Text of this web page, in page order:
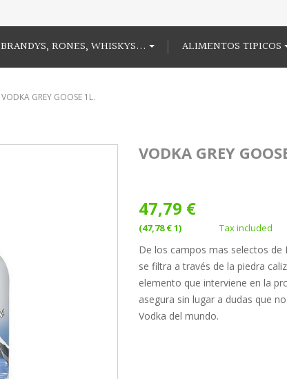
BRANDYS, RONES, WHISKYS... ALIMENTOS TIPICOS
VODKA GREY GOOSE 1L.
VODKA GREY
47,79 €
(47,78 € 1) Tax included
De los campos mas selectos
se filtra a través de la piedra
elemento que interviene en la
asegura sin lugar a dudas que
Vodka del mundo.